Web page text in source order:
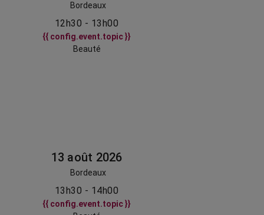
Bordeaux
12h30 - 13h00
{{ config.event.topic }}
Beauté
13 août 2026
Bordeaux
13h30 - 14h00
{{ config.event.topic }}